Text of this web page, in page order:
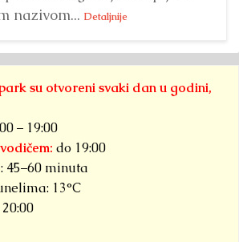
nazivom... Detaljnije
su otvoreni svaki dan u godini,
– 19:00
do 19:00
45–60 minuta
13°C
20:00